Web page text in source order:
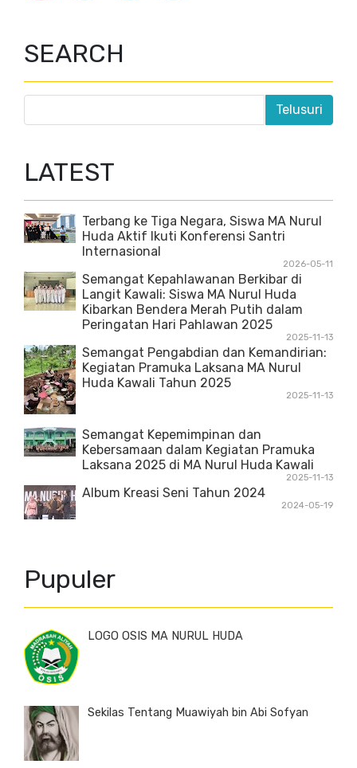
SEARCH
LATEST
Terbang ke Tiga Negara, Siswa MA Nurul
Huda Aktif Ikuti Konferensi Santri
Internasional
2026-05-11
Semangat Kepahlawanan Berkibar di
Langit Kawali: Siswa MA Nurul Huda
Kibarkan Bendera Merah Putih dalam
Peringatan Hari Pahlawan 2025
2025-11-13
Semangat Pengabdian dan Kemandirian:
Kegiatan Pramuka Laksana MA Nurul
Huda Kawali Tahun 2025
2025-11-13
Semangat Kepemimpinan dan
Kebersamaan dalam Kegiatan Pramuka
Laksana 2025 di MA Nurul Huda Kawali
2025-11-13
Album Kreasi Seni Tahun 2024
2024-05-19
Pupuler
LOGO OSIS MA NURUL HUDA
Sekilas Tentang Muawiyah bin Abi Sofyan